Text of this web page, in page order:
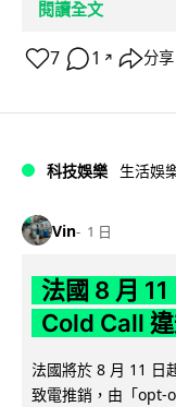
閱讀全文
7 1 ↗ 分享
科技娛樂 生活娛
Vin 1 日
法國 8 月
Cold Call
法國將於 8 月 11 日
致電推銷，由「opt-